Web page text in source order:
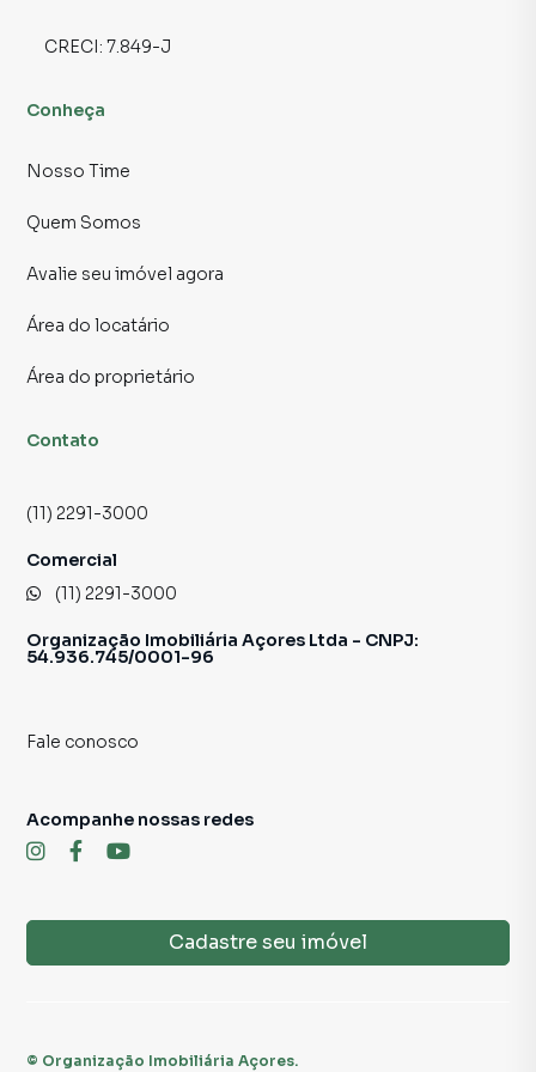
CRECI: 7.849-J
Conheça
Nosso Time
Quem Somos
Avalie seu imóvel agora
Área do locatário
Área do proprietário
Contato
(11) 2291-3000
Comercial
(11) 2291-3000
Organização Imobiliária Açores Ltda - CNPJ:
54.936.745/0001-96
Fale conosco
Cadastre seu imóvel
Acompanhe nossas redes
© Organização Imobiliária Açores.